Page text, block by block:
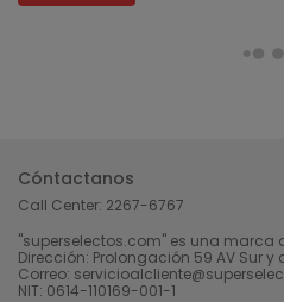
Cóntactanos
Call Center: 2267-6767
"superselectos.com" es una marca
Dirección: Prolongación 59 AV Sur y
Correo:
NIT: 0614-110169-001-1